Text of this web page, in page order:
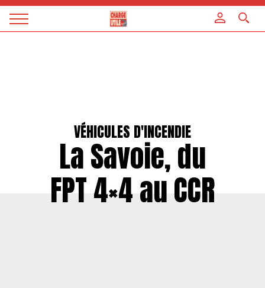
Magazine
VÉHICULES D'INCENDIE
La Savoie, du
FPT 4×4 au CCR
Panneau de gestion des cookies